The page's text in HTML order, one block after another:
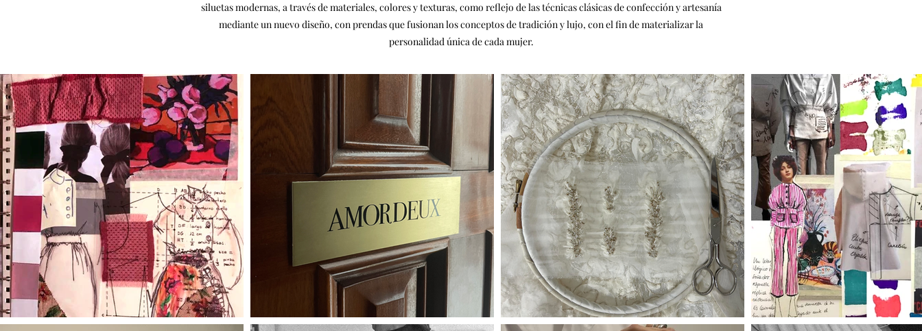
siluetas modernas, a través de materiales, colores y texturas, como reflejo de las técnicas clásicas de confección y artesanía
mediante un nuevo diseño, con prendas que fusionan los conceptos de tradición y lujo, con el fin de materializar la
personalidad única de cada mujer.